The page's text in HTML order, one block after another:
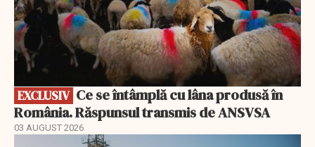
EXCLUSIV
România. Răspunsul transmis de ANSVSA
03 AUGUST 2026